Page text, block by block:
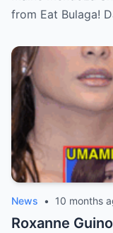
Behind Her
from Eat Bulaga!
News • 10 months
Roxanne